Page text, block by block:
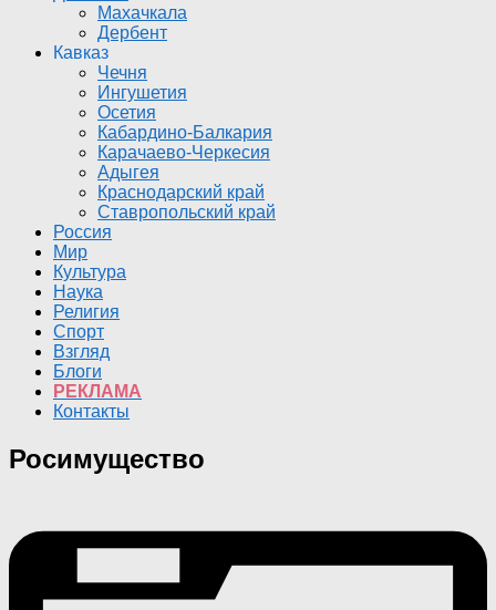
Махачкала
Дербент
Кавказ
Чечня
Ингушетия
Осетия
Кабардино-Балкария
Карачаево-Черкесия
Адыгея
Краснодарский край
Ставропольский край
Россия
Мир
Культура
Наука
Религия
Спорт
Взгляд
Блоги
РЕКЛАМА
Контакты
Росимущество